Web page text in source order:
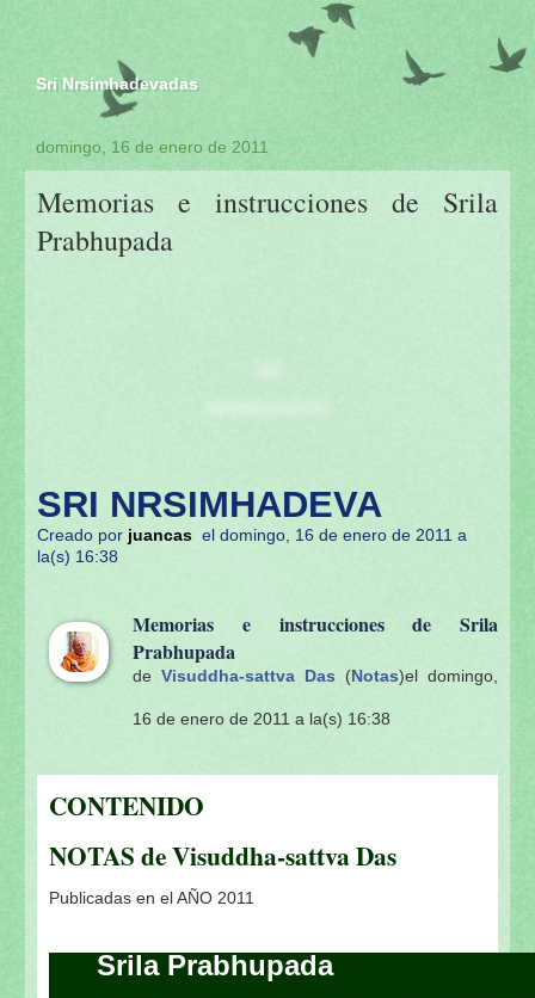
Sri Nrsimhadevadas
domingo, 16 de enero de 2011
Memorias e instrucciones de Srila
Prabhupada
SRI NRSIMHADEVA
Creado por juancas el domingo, 16 de enero de 2011 a
la(s) 16:38
Memorias e instrucciones de Srila
Prabhupada
de Visuddha-sattva Das (Notas)el domingo,
16 de enero de 2011 a la(s) 16:38
CONTENIDO
NOTAS de Visuddha-sattva Das
Publicadas en el AÑO 2011
Srila Prabhupada